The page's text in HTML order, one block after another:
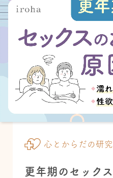
心とからだの研
更年期のセック